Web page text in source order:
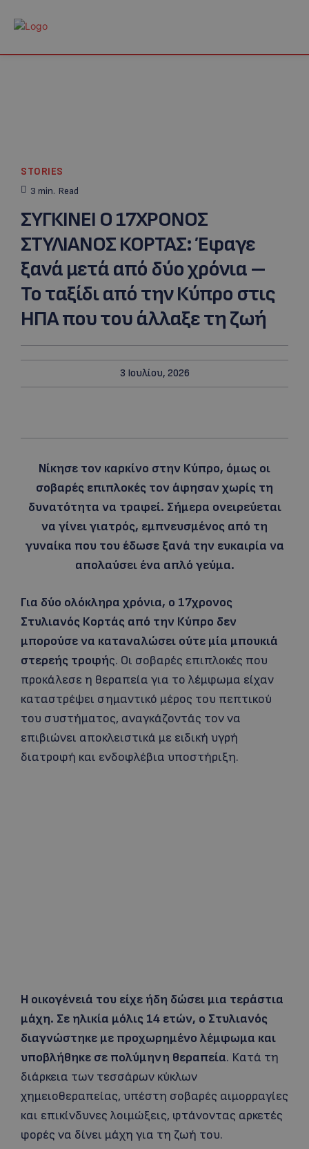
STORIES
3 min. Read
ΣΥΓΚΙΝΕΙ Ο 17ΧΡΟΝΟΣ
ΣΤΥΛΙΑΝΟΣ ΚΟΡΤΑΣ: Έφαγε
ξανά μετά από δύο χρόνια –
Το ταξίδι από την Κύπρο στις
ΗΠΑ που του άλλαξε τη ζωή
3 Ιουλίου, 2026
Νίκησε τον καρκίνο στην Κύπρο, όμως οι
σοβαρές επιπλοκές τον άφησαν χωρίς τη
δυνατότητα να τραφεί. Σήμερα ονειρεύεται
να γίνει γιατρός, εμπνευσμένος από τη
γυναίκα που του έδωσε ξανά την ευκαιρία να
απολαύσει ένα απλό γεύμα.
Για δύο ολόκληρα χρόνια, ο 17χρονος
Στυλιανός Κορτάς από την Κύπρο δεν
μπορούσε να καταναλώσει ούτε μία μπουκιά
στερεής τροφής. Οι σοβαρές επιπλοκές που
προκάλεσε η θεραπεία για το λέμφωμα είχαν
καταστρέψει σημαντικό μέρος του πεπτικού
του συστήματος, αναγκάζοντάς τον να
επιβιώνει αποκλειστικά με ειδική υγρή
διατροφή και ενδοφλέβια υποστήριξη.
Η οικογένειά του είχε ήδη δώσει μια τεράστια
μάχη. Σε ηλικία μόλις 14 ετών, ο Στυλιανός
διαγνώστηκε με προχωρημένο λέμφωμα και
υποβλήθηκε σε πολύμηνη θεραπεία. Κατά τη
διάρκεια των τεσσάρων κύκλων
χημειοθεραπείας, υπέστη σοβαρές αιμορραγίες
και επικίνδυνες λοιμώξεις, φτάνοντας αρκετές
φορές να δίνει μάχη για τη ζωή του.